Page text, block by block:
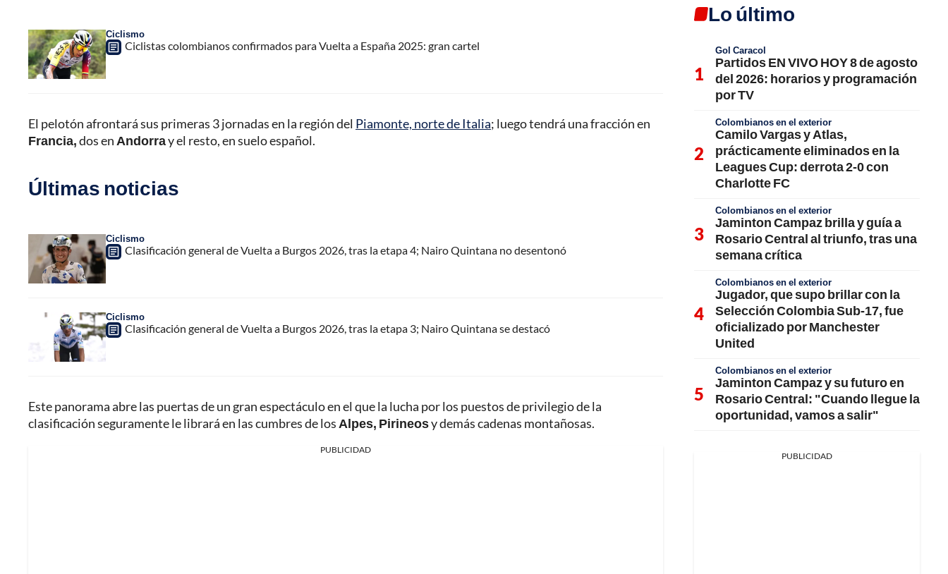
Ciclismo
Ciclistas colombianos confirmados para Vuelta a España 2025: gran cartel
El pelotón afrontará sus primeras 3 jornadas en la región del Piamonte, norte de Italia; luego tendrá una fracción en
Francia,dos en Andorray el resto, en suelo español.
Últimas noticias
Ciclismo
Clasificación general de Vuelta a Burgos 2026, tras la etapa 4; Nairo Quintana no desentonó
Ciclismo
Clasificación general de Vuelta a Burgos 2026, tras la etapa 3; Nairo Quintana se destacó
Este panorama abre las puertas de un gran espectáculo en el que la lucha por los puestos de privilegio de la
clasificación seguramente le librará en las cumbres de los Alpes, Pirineosy demás cadenas montañosas.
PUBLICIDAD
Lo último
Gol Caracol
Partidos EN VIVO HOY 8 de agosto
del 2026: horarios y programación
por TV
Colombianos en el exterior
Camilo Vargas y Atlas,
prácticamente eliminados en la
Leagues Cup: derrota 2-0 con
Charlotte FC
Colombianos en el exterior
Jaminton Campaz brilla y guía a
Rosario Central al triunfo, tras una
semana crítica
Colombianos en el exterior
Jugador, que supo brillar con la
Selección Colombia Sub-17, fue
oficializado por Manchester
United
Colombianos en el exterior
Jaminton Campaz y su futuro en
Rosario Central: "Cuando llegue la
oportunidad, vamos a salir"
PUBLICIDAD